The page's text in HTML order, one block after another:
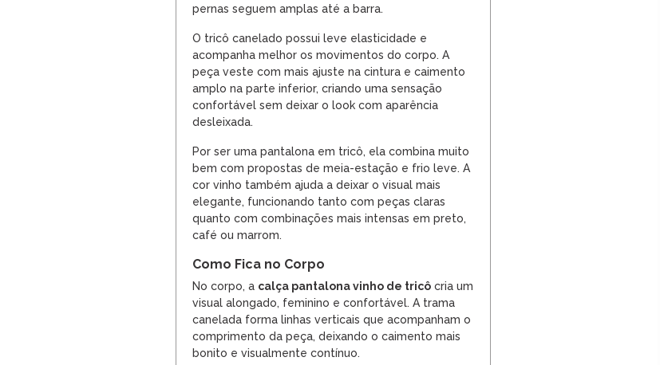
pernas seguem amplas até a barra.
O tricô canelado possui leve elasticidade e
acompanha melhor os movimentos do corpo. A
peça veste com mais ajuste na cintura e caimento
amplo na parte inferior, criando uma sensação
confortável sem deixar o look com aparência
desleixada.
Por ser uma pantalona em tricô, ela combina muito
bem com propostas de meia-estação e frio leve. A
cor vinho também ajuda a deixar o visual mais
elegante, funcionando tanto com peças claras
quanto com combinações mais intensas em preto,
café ou marrom.
Como Fica no Corpo
No corpo, a calça pantalona vinho de tricô cria um
visual alongado, feminino e confortável. A trama
canelada forma linhas verticais que acompanham o
comprimento da peça, deixando o caimento mais
bonito e visualmente contínuo.